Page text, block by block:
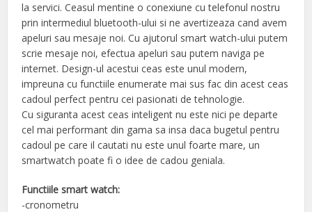
la servici. Ceasul mentine o conexiune cu telefonul nostru
prin intermediul bluetooth-ului si ne avertizeaza cand avem
apeluri sau mesaje noi. Cu ajutorul smart watch-ului putem
scrie mesaje noi, efectua apeluri sau putem naviga pe
internet. Design-ul acestui ceas este unul modern,
impreuna cu functiile enumerate mai sus fac din acest ceas
cadoul perfect pentru cei pasionati de tehnologie.
Cu siguranta acest ceas inteligent nu este nici pe departe
cel mai performant din gama sa insa daca bugetul pentru
cadoul pe care il cautati nu este unul foarte mare, un
smartwatch poate fi o idee de cadou geniala.
Functiile smart watch:
-cronometru